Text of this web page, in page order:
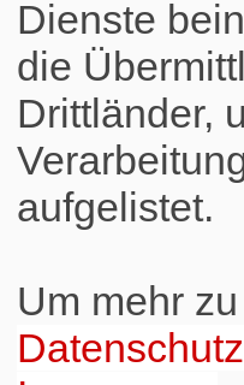
Dienste
die
Drittländer,
aufgelistet.
Um mehr